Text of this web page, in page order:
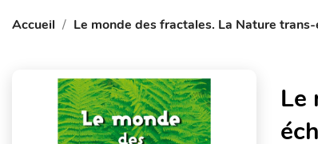
Accueil Le monde des fractales. La Nature
Le